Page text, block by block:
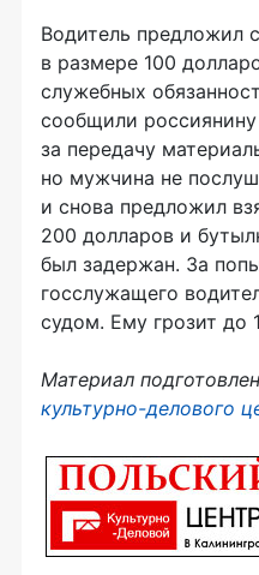
Водитель предложил
в размере 100
служебных
сообщили
за передачу
но мужчина не
и снова предложил
200 долларов и
был задержан. За
госслужащего
судом. Ему грозит до
Материал
культурно-делового